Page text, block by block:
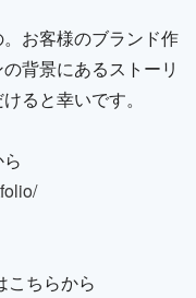
お客様のブランド作
背景にあるストーリ
ると幸いです。
こちらから